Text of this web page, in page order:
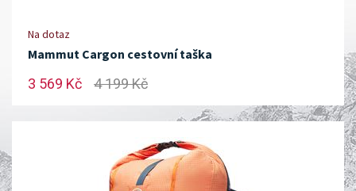
Na dotaz
Mammut Cargon cestovní taška
3 569 Kč 4 199 Kč